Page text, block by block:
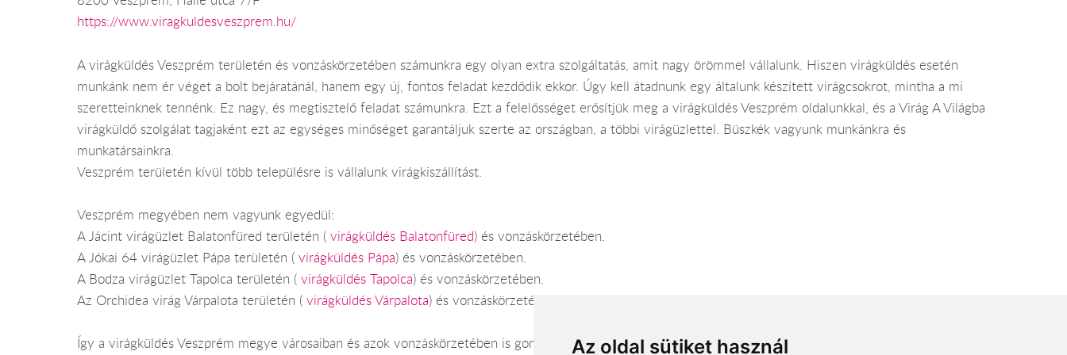
Az oldal sütiket használ
https://www.viragkuldesveszprem.hu/
A virágküldés Veszprém területén és vonzáskörzetében számunkra egy olyan extra szolgáltatás, amit nagy örömmel vállalunk. Hiszen virágküldés esetén
munkánk nem ér véget a bolt bejáratánál, hanem egy új, fontos feladat kezdődik ekkor. Úgy kell átadnunk egy általunk készített virágcsokrot, mintha a mi
szeretteinknek tennénk. Ez nagy, és megtisztelő feladat számunkra. Ezt a felelősséget erősítjük meg a virágküldés Veszprém oldalunkkal, és a Virág A Világba
virágküldő szolgálat tagjaként ezt az egységes minőséget garantáljuk szerte az országban, a többi virágüzlettel. Büszkék vagyunk munkánkra és
munkatársainkra.
Veszprém területén kívül több településre is vállalunk virágkiszállítást.
Veszprém megyében nem vagyunk egyedül:
A Jácint virágüzlet Balatonfüred területén ( virágküldés Balatonfüred) és vonzáskörzetében.
A Jókai 64 virágüzlet Pápa területén ( virágküldés Pápa) és vonzáskörzetében.
A Bodza virágüzlet Tapolca területén ( virágküldés Tapolca) és vonzáskörzetében.
Az Orchidea virág Várpalota területén ( virágküldés Várpalota) és vonzáskörzetében.
Így a virágküldés Veszprém megye városaiban és azok vonzáskörzetében is gond nélkül megoldható. Várjuk szeretettel webáruházunkban!